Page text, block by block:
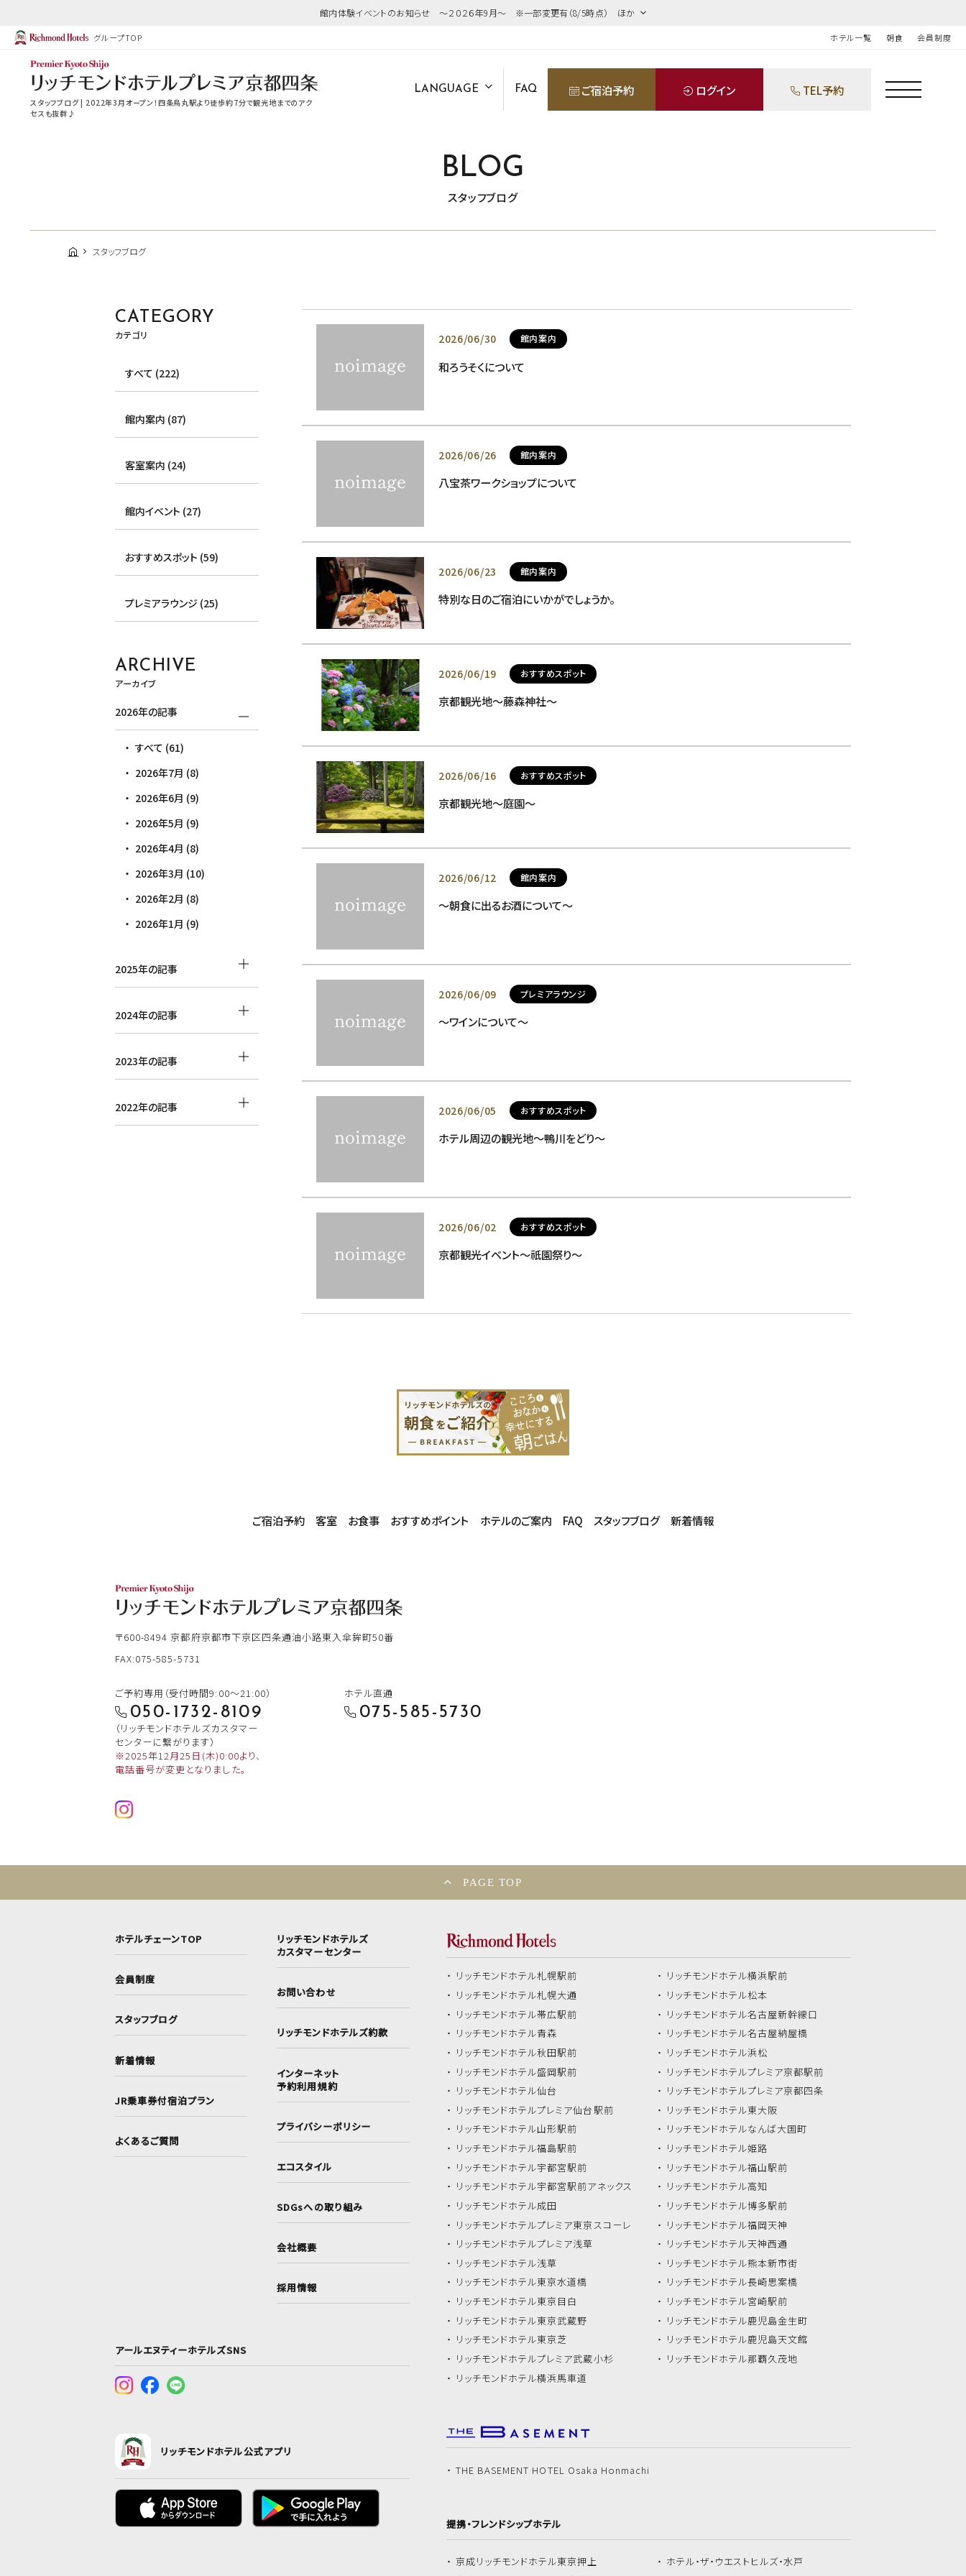
館内体験イベントのお知らせ ～２０２６年9月～ ※一部変更有（8/5時点） ほか
グループTOP ホテル一覧 朝食 会員制度
スタッフブログ | 2022年3月オープン！四条烏丸駅より徒歩約7分で観光地までのアク
セスも抜群♪
LANGUAGE FAQ ご宿泊予約 ログイン TEL予約
BLOG
スタッフブログ
スタッフブログ
2026/06/30 館内案内
和ろうそくについて
2026/06/26 館内案内
八宝茶ワークショップについて
2026/06/23 館内案内
特別な日のご宿泊にいかがでしょうか。
2026/06/19 おすすめスポット
京都観光地～藤森神社～
2026/06/16 おすすめスポット
京都観光地～庭園～
2026/06/12 館内案内
～朝食に出るお酒について～
2026/06/09 プレミアラウンジ
～ワインについて～
2026/06/05 おすすめスポット
ホテル周辺の観光地～鴨川をどり～
2026/06/02 おすすめスポット
京都観光イベント～祇園祭り～
CATEGORY
カテゴリ
すべて (222)
館内案内 (87)
客室案内 (24)
館内イベント (27)
おすすめスポット (59)
プレミアラウンジ (25)
ARCHIVE
アーカイブ
2026年の記事
すべて (61)
2026年7月 (8)
2026年6月 (9)
2026年5月 (9)
2026年4月 (8)
2026年3月 (10)
2026年2月 (8)
2026年1月 (9)
2025年の記事
2024年の記事
2023年の記事
2022年の記事
ご宿泊予約 客室 お食事 おすすめポイント ホテルのご案内 FAQ スタッフブログ 新着情報
〒600-8494京都府京都市下京区四条通油小路東入傘鉾町50番
FAX:075-585-5731
ご予約専用（受付時間9:00～21:00）
050-1732-8109
（リッチモンドホテルズカスタマー
センターに繋がります）
※2025年12月25日(木)0:00より、
電話番号が変更となりました。
ホテル直通
075-585-5730
PAGE TOP
ホテルチェーンTOP
会員制度
スタッフブログ
新着情報
JR乗車券付宿泊プラン
よくあるご質問
リッチモンドホテルズ
カスタマーセンター
お問い合わせ
リッチモンドホテルズ約款
インターネット
予約利用規約
プライバシーポリシー
エコスタイル
SDGsへの取り組み
会社概要
採用情報
アールエヌティーホテルズSNS
リッチモンドホテル公式アプリ
リッチモンドホテル札幌駅前
リッチモンドホテル札幌大通
リッチモンドホテル帯広駅前
リッチモンドホテル青森
リッチモンドホテル秋田駅前
リッチモンドホテル盛岡駅前
リッチモンドホテル仙台
リッチモンドホテルプレミア仙台駅前
リッチモンドホテル山形駅前
リッチモンドホテル福島駅前
リッチモンドホテル宇都宮駅前
リッチモンドホテル宇都宮駅前アネックス
リッチモンドホテル成田
リッチモンドホテルプレミア東京スコーレ
リッチモンドホテルプレミア浅草
リッチモンドホテル浅草
リッチモンドホテル東京水道橋
リッチモンドホテル東京目白
リッチモンドホテル東京武蔵野
リッチモンドホテル東京芝
リッチモンドホテルプレミア武蔵小杉
リッチモンドホテル横浜馬車道
リッチモンドホテル横浜駅前
リッチモンドホテル松本
リッチモンドホテル名古屋新幹線口
リッチモンドホテル名古屋納屋橋
リッチモンドホテル浜松
リッチモンドホテルプレミア京都駅前
リッチモンドホテルプレミア京都四条
リッチモンドホテル東大阪
リッチモンドホテルなんば大国町
リッチモンドホテル姫路
リッチモンドホテル福山駅前
リッチモンドホテル高知
リッチモンドホテル博多駅前
リッチモンドホテル福岡天神
リッチモンドホテル天神西通
リッチモンドホテル熊本新市街
リッチモンドホテル長崎思案橋
リッチモンドホテル宮崎駅前
リッチモンドホテル鹿児島金生町
リッチモンドホテル鹿児島天文館
リッチモンドホテル那覇久茂地
THE BASEMENT HOTEL Osaka Honmachi
提携・フレンドシップホテル
京成リッチモンドホテル東京押上 ホテル・ザ・ ウエストヒルズ・水戸